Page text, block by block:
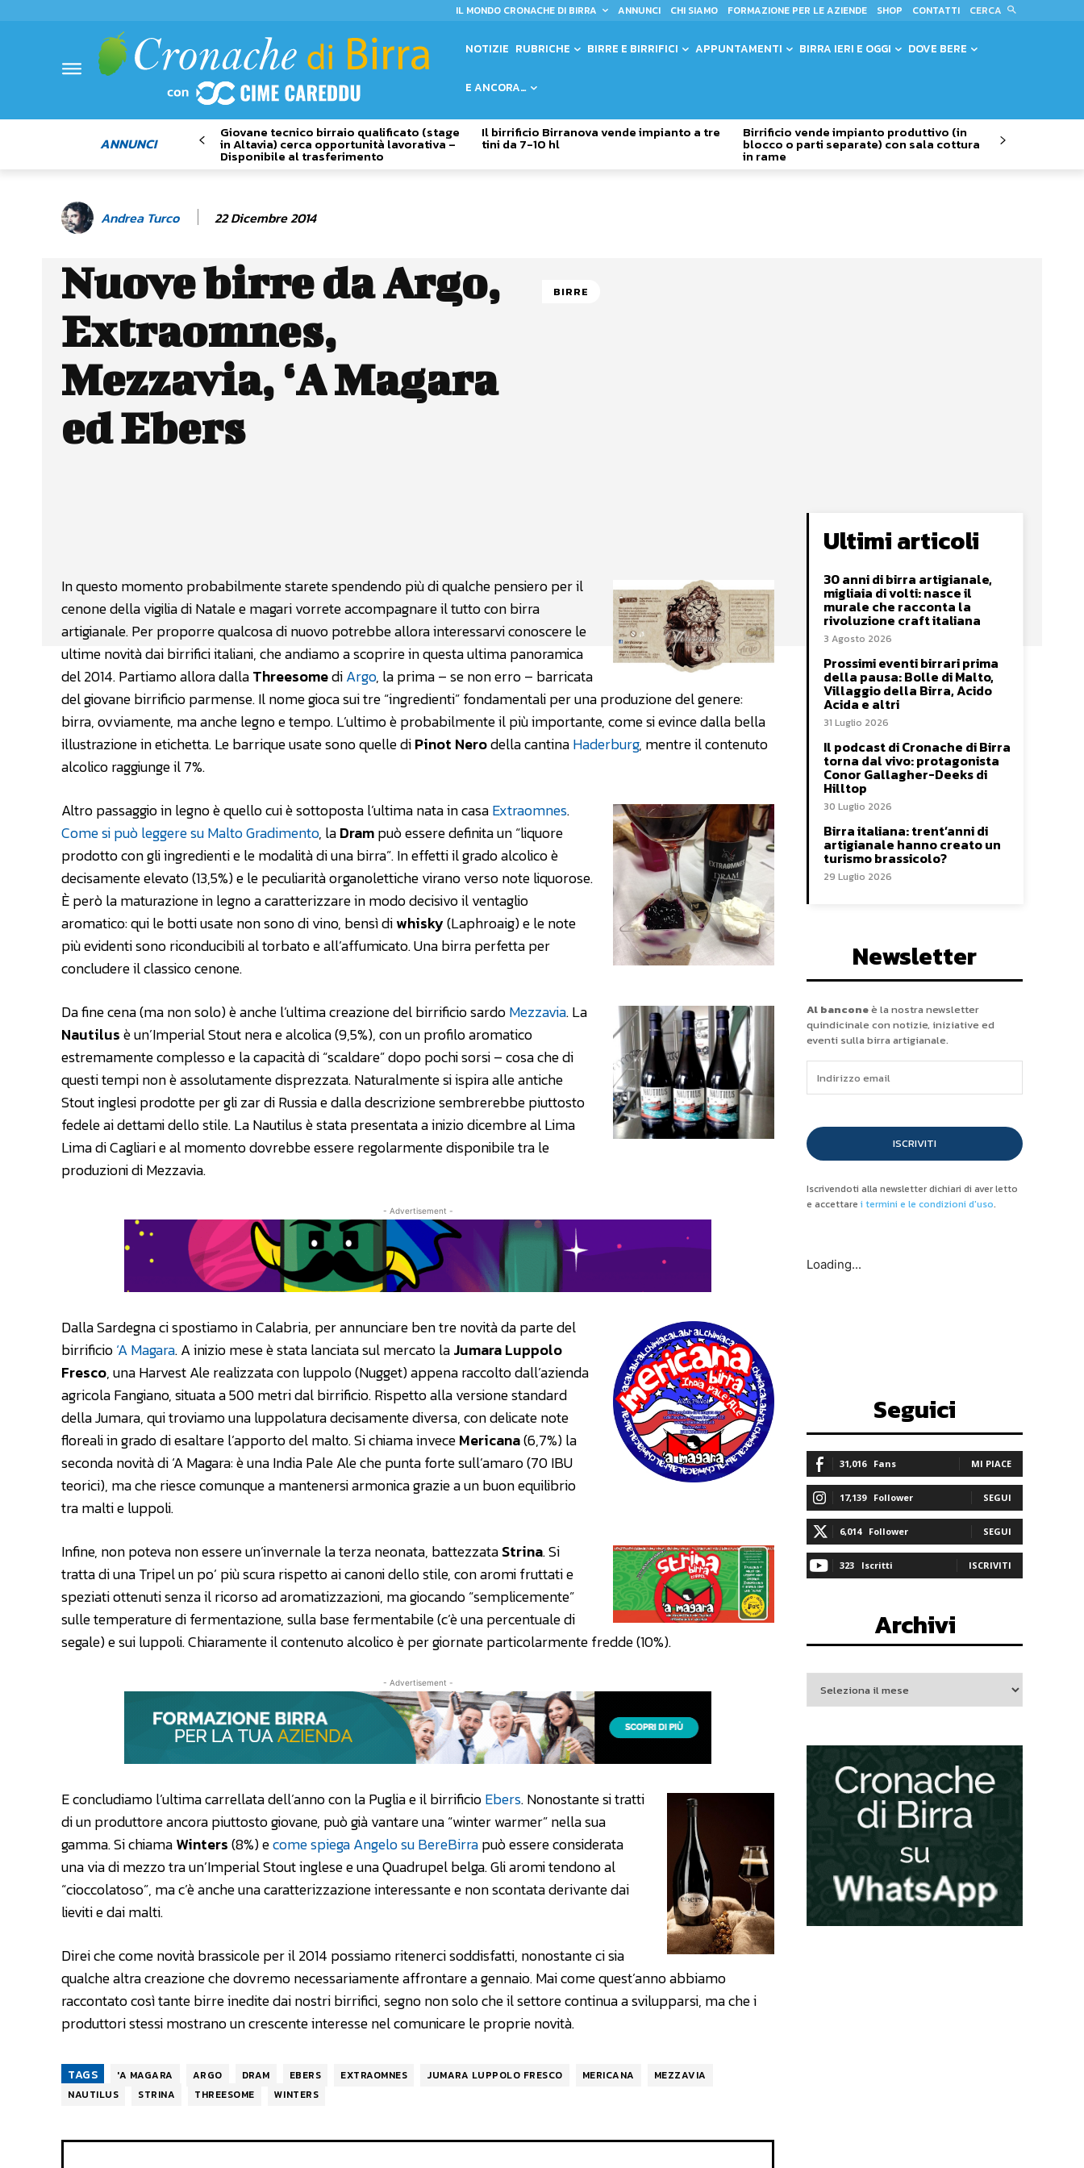
IL MONDO CRONACHE DI BIRRA ANNUNCI CHI SIAMO FORMAZIONE PER LE AZIENDE SHOP CONTATTI CERCA
NOTIZIE RUBRICHE BIRRE E BIRRIFICI APPUNTAMENTI BIRRA IERI E OGGI DOVE BERE
E ANCORA…
ANNUNCI
Giovane tecnico birraio qualificato (stage
in Altavia) cerca opportunità lavorativa –
Disponibile al trasferimento
Il birrificio Birranova vende impianto a tre
tini da 7-10 hl
Birrificio vende impianto produttivo (in
blocco o parti separate) con sala cottura
in rame
Andrea Turco 22 Dicembre 2014
Nuove birre da Argo,
Extraomnes,
Mezzavia, ‘A Magara
ed Ebers
BIRRE
In questo momento probabilmente starete spendendo più di qualche pensiero per il
cenone della vigilia di Natale e magari vorrete accompagnare il tutto con birra
artigianale. Per proporre qualcosa di nuovo potrebbe allora interessarvi conoscere le
ultime novità dai birrifici italiani, che andiamo a scoprire in questa ultima panoramica
del 2014. Partiamo allora dallaThreesomediArgo, la prima – se non erro – barricata
del giovane birrificio parmense. Il nome gioca sui tre “ingredienti” fondamentali per una produzione del genere:
birra, ovviamente, ma anche legno e tempo. L’ultimo è probabilmente il più importante, come si evince dalla bella
illustrazione in etichetta. Le barrique usate sono quelle diPinot Nerodella cantinaHaderburg, mentre il contenuto
alcolico raggiunge il 7%.
Altro passaggio in legno è quello cui è sottoposta l’ultima nata in casaExtraomnes.
Come si può leggere su Malto Gradimento, laDrampuò essere definita un “liquore
prodotto con gli ingredienti e le modalità di una birra”. In effetti il grado alcolico è
decisamente elevato (13,5%) e le peculiarità organolettiche virano verso note liquorose.
È però la maturazione in legno a caratterizzare in modo decisivo il ventaglio
aromatico: qui le botti usate non sono di vino, bensì diwhisky(Laphroaig) e le note
più evidenti sono riconducibili al torbato e all’affumicato. Una birra perfetta per
concludere il classico cenone.
Da fine cena (ma non solo) è anche l’ultima creazione del birrificio sardoMezzavia. La
Nautilusè un’Imperial Stout nera e alcolica (9,5%), con un profilo aromatico
estremamente complesso e la capacità di “scaldare” dopo pochi sorsi – cosa che di
questi tempi non è assolutamente disprezzata. Naturalmente si ispira alle antiche
Stout inglesi prodotte per gli zar di Russia e dalla descrizione sembrerebbe piuttosto
fedele ai dettami dello stile. La Nautilus è stata presentata a inizio dicembre al Lima
Lima di Cagliari e al momento dovrebbe essere regolarmente disponibile tra le
produzioni di Mezzavia.
- Advertisement -
Dalla Sardegna ci spostiamo in Calabria, per annunciare ben tre novità da parte del
birrificio‘A Magara. A inizio mese è stata lanciata sul mercato laJumara Luppolo
Fresco, una Harvest Ale realizzata con luppolo (Nugget) appena raccolto dall’azienda
agricola Fangiano, situata a 500 metri dal birrificio. Rispetto alla versione standard
della Jumara, qui troviamo una luppolatura decisamente diversa, con delicate note
floreali in grado di esaltare l’apporto del malto. Si chiama inveceMericana(6,7%) la
seconda novità di ‘A Magara: è una India Pale Ale che punta forte sull’amaro (70 IBU
teorici), ma che riesce comunque a mantenersi armonica grazie a un buon equilibrio
tra malti e luppoli.
Infine, non poteva non essere un’invernale la terza neonata, battezzataStrina. Si
tratta di una Tripel un po’ più scura rispetto ai canoni dello stile, con aromi fruttati e
speziati ottenuti senza il ricorso ad aromatizzazioni, ma giocando “semplicemente”
sulle temperature di fermentazione, sulla base fermentabile (c’è una percentuale di
segale) e sui luppoli. Chiaramente il contenuto alcolico è per giornate particolarmente fredde (10%).
- Advertisement -
E concludiamo l’ultima carrellata dell’anno con la Puglia e il birrificioEbers. Nonostante si tratti
di un produttore ancora piuttosto giovane, può già vantare una “winter warmer” nella sua
gamma. Si chiamaWinters(8%) ecome spiega Angelo su BereBirrapuò essere considerata
una via di mezzo tra un’Imperial Stout inglese e una Quadrupel belga. Gli aromi tendono al
“cioccolatoso”, ma c’è anche una caratterizzazione interessante e non scontata derivante dai
lieviti e dai malti.
Direi che come novità brassicole per il 2014 possiamo ritenerci soddisfatti, nonostante ci sia
qualche altra creazione che dovremo necessariamente affrontare a gennaio. Mai come quest’anno abbiamo
raccontato così tante birre inedite dai nostri birrifici, segno non solo che il settore continua a svilupparsi, ma che i
produttori stessi mostrano un crescente interesse nel comunicare le proprie novità.
TAGS 'A MAGARA ARGO DRAM EBERS EXTRAOMNES JUMARA LUPPOLO FRESCO MERICANA
MEZZAVIA
NAUTILUS
STRINA THREESOME WINTERS
Ultimi articoli
30 anni di birra artigianale,
migliaia di volti: nasce il
murale che racconta la
rivoluzione craft italiana
3 Agosto 2026
Prossimi eventi birrari prima
della pausa: Bolle di Malto,
Villaggio della Birra, Acido
Acida e altri
31 Luglio 2026
Il podcast di Cronache di Birra
torna dal vivo: protagonista
Conor Gallagher-Deeks di
Hilltop
30 Luglio 2026
Birra italiana: trent’anni di
artigianale hanno creato un
turismo brassicolo?
29 Luglio 2026
Newsletter
Al banconeè la nostra newsletter
quindicinale con notizie, iniziative ed
eventi sulla birra artigianale.
ISCRIVITI
Iscrivendoti alla newsletter dichiari di aver letto
e accettare i termini e le condizioni d'uso.
Loading...
Seguici
31,016 Fans MI PIACE
17,139 Follower SEGUI
6,014 Follower SEGUI
323 Iscritti ISCRIVITI
Archivi